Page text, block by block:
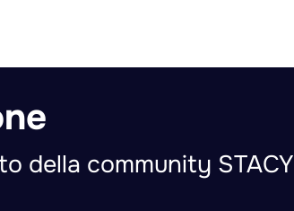
della community STACY